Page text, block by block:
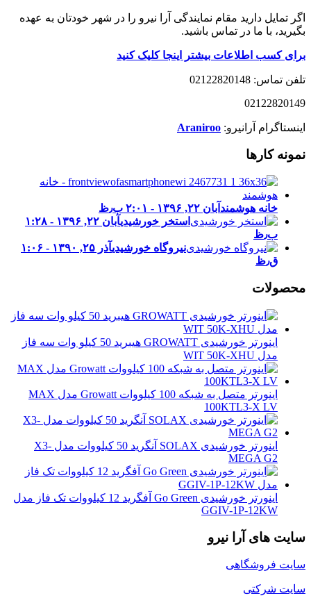
اگر تمایل دارید مقام نمایندگی آرا نیرو را در شهر خودتان به عهده
بگیرید، با ما در تماس باشید.
برای کسب اطلاعات بیشتر اینجا کلیک کنید
تلفن تماس: 02122820148
02122820149
اینستاگرام آرانیرو: Araniroo
نمونه کارها
خانه هوشمند آبان ۲۲, ۱۳۹۶ - ۲:۰۱ ب٫ظ
استخر خورشیدی
آبان ۲۲, ۱۳۹۶ - ۱:۲۸
ب٫ظ
نیروگاه خورشیدی
آذر ۲۵, ۱۳۹۰ - ۱:۰۶
ق٫ظ
محصولات
اینورتر خورشیدی GROWATT هیبرید 50 کیلو وات سه فاز
مدل WIT 50K-XHU
اینورتر متصل به شبکه 100 کیلووات Growatt مدل MAX
100KTL3-X LV
اینورتر خورشیدی SOLAX آنگرید 50 کیلووات مدل X3-
MEGA G2
اینورتر خورشیدی Go Green آفگرید 12 کیلووات تک فاز مدل
GGIV-1P-12KW
سایت های آرا نیرو
سایت فروشگاهی
سایت شرکتی